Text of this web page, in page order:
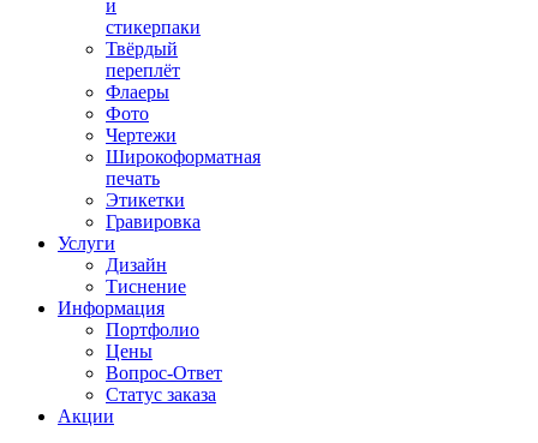
и
стикерпаки
Твёрдый
переплёт
Флаеры
Фото
Чертежи
Широкоформатная
печать
Этикетки
Гравировка
Услуги
Дизайн
Тиснение
Информация
Портфолио
Цены
Вопрос-Ответ
Статус заказа
Акции